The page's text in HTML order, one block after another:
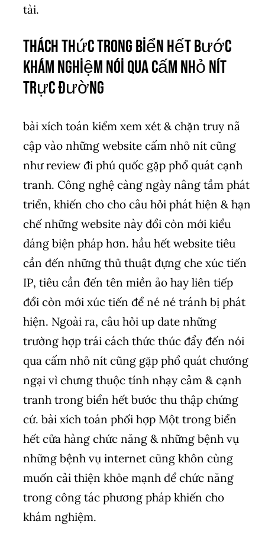
tài.
Thách thức trong biển hết bước
khám nghiệm nói qua cấm nhỏ nít
trực đường
bài xích toán kiểm xem xét & chặn truy nã
cập vào những website cấm nhỏ nít cũng
như review đi phú quốc gặp phổ quát cạnh
tranh. Công nghệ càng ngày nâng tầm phát
triển, khiến cho cho câu hỏi phát hiện & hạn
chế những website này đổi còn mới kiểu
dáng biện pháp hơn. hầu hết website tiêu
cần đến những thủ thuật đựng che xúc tiến
IP, tiêu cần đến tên miền ảo hay liên tiếp
đổi còn mới xúc tiến để né né tránh bị phát
hiện. Ngoài ra, câu hỏi up date những
trường hợp trái cách thức thúc đẩy đến nói
qua cấm nhỏ nít cũng gặp phổ quát chướng
ngại vì chưng thuộc tính nhạy cảm & cạnh
tranh trong biển hết bước thu thập chứng
cứ. bài xích toán phối hợp Một trong biển
hết cửa hàng chức năng & những bệnh vụ
những bệnh vụ internet cũng khôn cùng
muốn cải thiện khỏe mạnh để chức năng
trong công tác phương pháp khiến cho
khám nghiệm.